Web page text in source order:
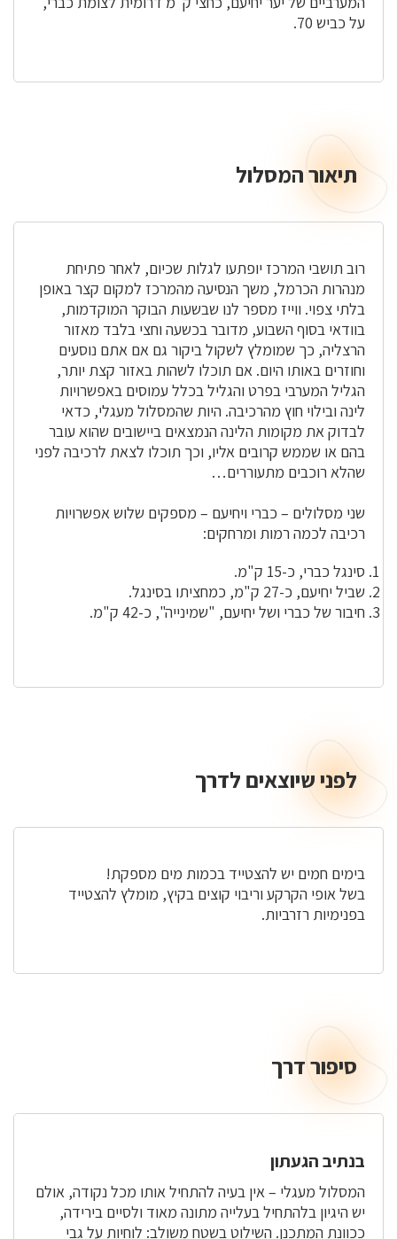
על כביש 70.
תיאורתיאור המסלול
רוב תושבי המרכז יופתעו לגלות שכיום, לאחר פתיחת
מנהרות הכרמל, משך הנסיעה מהמרכז למקום קצר באופן
בלתי צפוי. ווייז מספר לנו שבשעות הבוקר המוקדמות,
בוודאי בסוף השבוע, מדובר בכשעה וחצי בלבד מאזור
הרצליה, כך שמומלץ לשקול ביקור גם אם אתם נוסעים
וחוזרים באותו היום. אם תוכלו לשהות באזור קצת יותר,
הגליל המערבי בפרט והגליל בכלל עמוסים באפשרויות
לינה ובילוי חוץ מהרכיבה. היות שהמסלול מעגלי, כדאי
לבדוק את מקומות הלינה הנמצאים ביישובים שהוא עובר
בהם או שממש קרובים אליו, וכך תוכלו לצאת לרכיבה לפני
שהלא רוכבים מתעוררים…
שני מסלולים – כברי ויחיעם – מספקים שלוש אפשרויות
רכיבה לכמה רמות ומרחקים:
סינגל כברי, כ-15 ק"מ.
שביל יחיעם, כ-27 ק"מ, כמחציתו בסינגל.
חיבור של כברי ושל יחיעם, "שמינייה", כ-42 ק"מ.
לפני שיוצאים לדרך
בימים חמים יש להצטייד בכמות מים מספקת!
בשל אופי הקרקע וריבוי קוצים בקיץ, מומלץ להצטייד
בפנימיות רזרביות.
סיפורסיפור דרך
בנתיב הגעתון
המסלול מעגלי – אין בעיה להתחיל אותו מכל נקודה, אולם
יש היגיון בלהתחיל בעלייה מתונה מאוד ולסיים בירידה,
ככוונת המתכנן. השילוט בשטח משולב: לוחיות על גבי